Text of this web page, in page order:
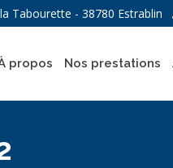
Tabourette - 38780 Estrablin
propos Nos prestations